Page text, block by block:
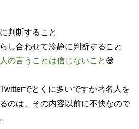
判断すること
し合わせて冷静に判断すること
の言うことは信じないこと 😅
でとくに多いですが著名人を
のは、その内容以前に不快なので